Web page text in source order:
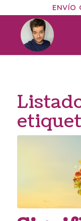
ENVÍO